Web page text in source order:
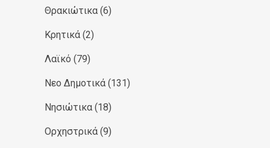
Θρακιώτικα (6)
Κρητικά (2)
Λαϊκό (79)
Νεο Δημοτικά (131)
Νησιώτικα (18)
Ορχηστρικά (9)